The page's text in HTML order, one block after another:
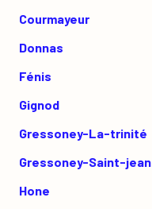
Courmayeur
Donnas
Fénis
Gignod
Gressoney-La-trinité
Gressoney-Saint-jean
Hone